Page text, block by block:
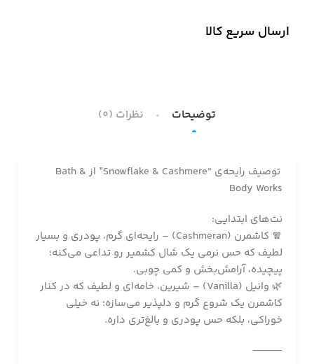
ارسال سریع کالا
توضیحات نظرات (0)
توصیف رایحه‌ی “Snowflake & Cashmere” از Bath &
Body Works
نت‌های ابتدایی:
🧣 کاشمرن (Cashmeran) – رایحه‌ای گرم، پودری و بسیار
لطیف که حس نرمی یک شال کشمیر رو تداعی می‌کنه؛
پیچیده، آرامش‌بخش و کمی چوبی.
🌿 وانیل (Vanilla) – شیرین، خامه‌ای و لطیف که در کنار
کاشمرن یک شروع گرم و دلپذیر می‌سازه؛ نه خیلی
خوراکی، بلکه حس پودری و بالغ‌تری داره.
⸻